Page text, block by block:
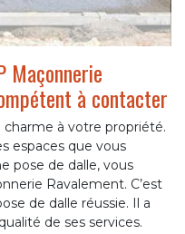
Maçonnerie
à contacter
charme à votre propriété.
espaces que vous
pose de dalle, vous
Ravalement. C’est
de dalle réussie. Il a
de ses services.